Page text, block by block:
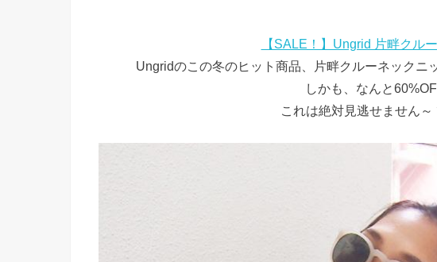
【SALE！】Ungrid 片畔クル
Ungridのこの冬のヒット商品、片畔クルーネックニ
しかも、なんと
これは絶対見逃せません～